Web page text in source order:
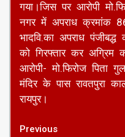
गया।जिस पर आरोपी
नगर में अपराध क्रमांक
भादवि.का अपराध
को गिरफ्तार कर अग्रिम
आरोपी- मो.फिरोज पिता
मंदिर के पास रावतपुरा
रायपुर।
Continue
Previous